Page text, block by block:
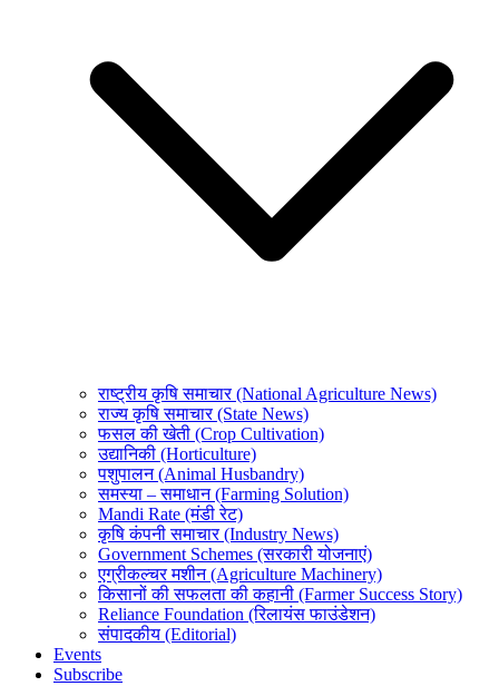
राष्ट्रीय कृषि समाचार (National Agriculture News)
राज्य कृषि समाचार (State News)
फसल की खेती (Crop Cultivation)
उद्यानिकी (Horticulture)
पशुपालन (Animal Husbandry)
समस्या – समाधान (Farming Solution)
Mandi Rate (मंडी रेट)
कृषि कंपनी समाचार (Industry News)
Government Schemes (सरकारी योजनाएं)
एग्रीकल्चर मशीन (Agriculture Machinery)
किसानों की सफलता की कहानी (Farmer Success Story)
Reliance Foundation (रिलायंस फाउंडेशन)
संपादकीय (Editorial)
Events
Subscribe